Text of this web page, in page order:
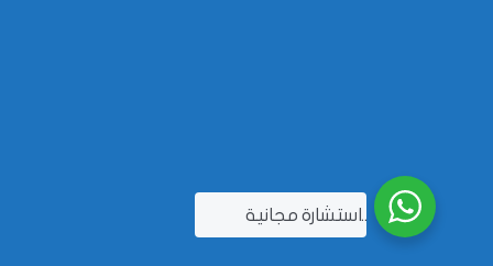
..استشارة مجانية